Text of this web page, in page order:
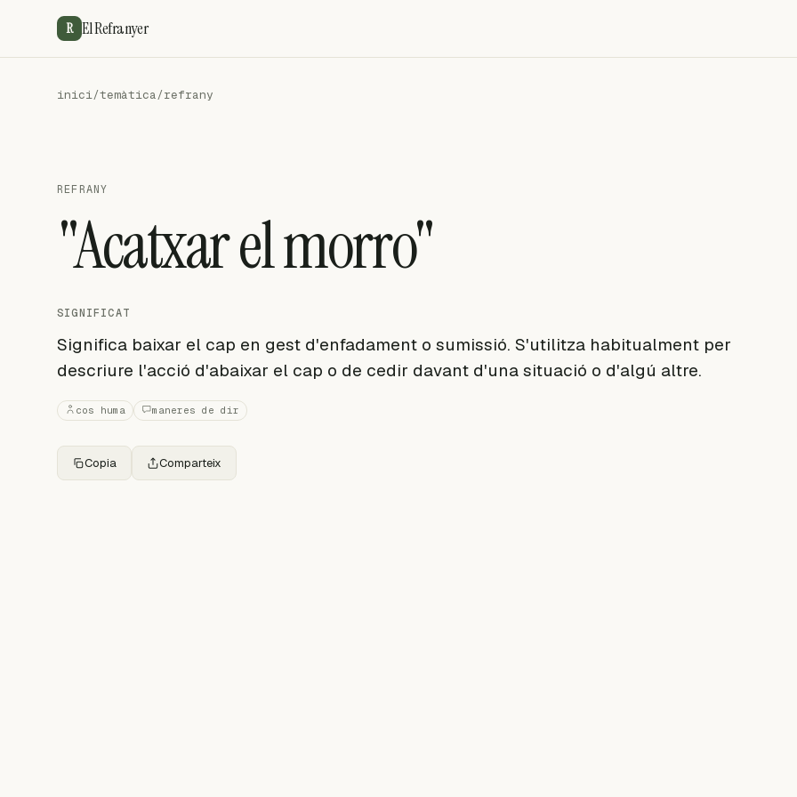
R El Refranyer
inici/temàtica/refrany
REFRANY
"Acatxar el morro"
SIGNIFICAT
Significa baixar el cap en gest d'enfadament o sumissió. S'utilitza habitualment per
descriure l'acció d'abaixar el cap o de cedir davant d'una situació o d'algú altre.
cos huma maneres de dir
Copia Comparteix